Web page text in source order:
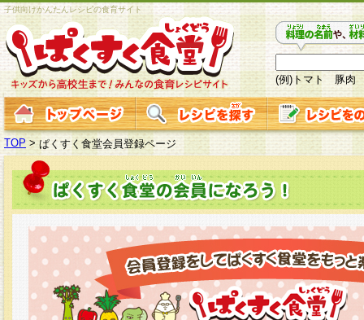
子供向けかんたんレシピの食育サイト
(例)トマト 豚肉
TOP > ぱくすく食堂会員登録ページ